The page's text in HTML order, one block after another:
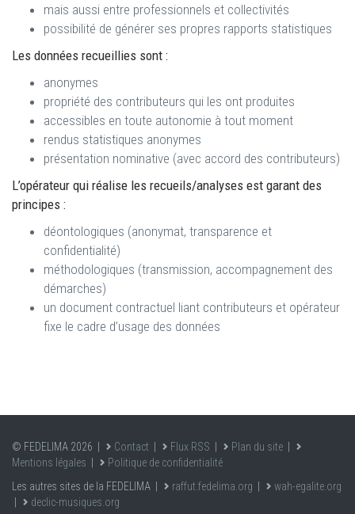
mais aussi entre professionnels et collectivités
possibilité de générer ses propres rapports statistiques
Les données recueillies sont :
anonymes
propriété des contributeurs qui les ont produites
accessibles en toute autonomie à tout moment
rendus statistiques anonymes
présentation nominative (avec accord des contributeurs)
L’opérateur qui réalise les recueils/analyses est garant des
principes :
déontologiques (anonymat, transparence et
confidentialité)
méthodologiques (transmission, accompagnement des
démarches)
un document contractuel liant contributeurs et opérateur
fixe le cadre d’usage des données
© FEDELIMA 2026 | Contact Flux RSS Plan du site
Mentions légales
Politique de confidentialité
Les autres sites de la FEDELIMA |
raffut.fedelima.org
wah-egalite.org
declic-musiques.org